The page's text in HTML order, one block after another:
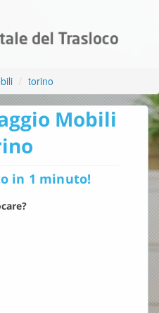
Mobili
in 1 minuto!
torino